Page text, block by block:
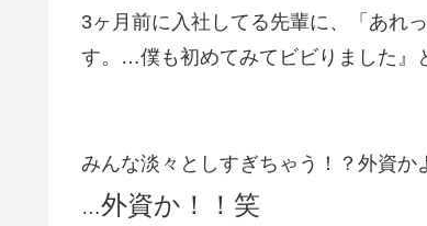
3ヶ月前に入社してる先輩に、「あれ
す。…僕も初めてみてビビりました』
みんな淡々としすぎちゃう！？外資か
…外資か！！笑